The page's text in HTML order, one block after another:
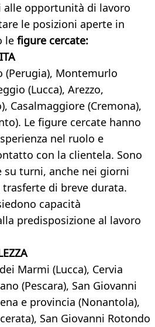
alle opportunità di lavoro
le posizioni aperte in
le figure cercate:
(Perugia), Montemurlo
(Lucca), Arezzo,
Casalmaggiore (Cremona),
Le figure cercate hanno
nel ruolo e
con la clientela. Sono
su turni, anche nei giorni
di breve durata.
capacità
predisposizione al lavoro
Marmi (Lucca), Cervia
(Pescara), San Giovanni
e provincia (Nonantola),
San Giovanni Rotondo